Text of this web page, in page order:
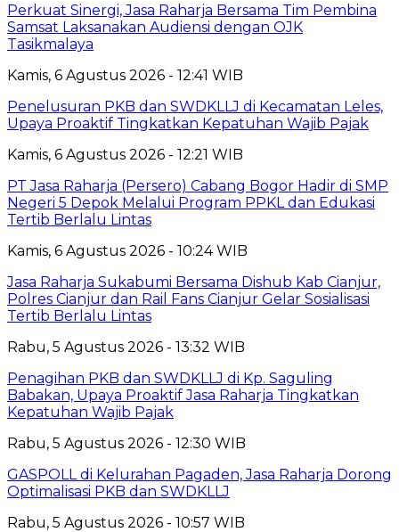
Perkuat Sinergi, Jasa Raharja Bersama Tim Pembina
Samsat Laksanakan Audiensi dengan OJK
Tasikmalaya
Kamis, 6 Agustus 2026 - 12:41 WIB
Penelusuran PKB dan SWDKLLJ di Kecamatan Leles,
Upaya Proaktif Tingkatkan Kepatuhan Wajib Pajak
Kamis, 6 Agustus 2026 - 12:21 WIB
PT Jasa Raharja (Persero) Cabang Bogor Hadir di SMP
Negeri 5 Depok Melalui Program PPKL dan Edukasi
Tertib Berlalu Lintas
Kamis, 6 Agustus 2026 - 10:24 WIB
Jasa Raharja Sukabumi Bersama Dishub Kab Cianjur,
Polres Cianjur dan Rail Fans Cianjur Gelar Sosialisasi
Tertib Berlalu Lintas
Rabu, 5 Agustus 2026 - 13:32 WIB
Penagihan PKB dan SWDKLLJ di Kp. Saguling
Babakan, Upaya Proaktif Jasa Raharja Tingkatkan
Kepatuhan Wajib Pajak
Rabu, 5 Agustus 2026 - 12:30 WIB
GASPOLL di Kelurahan Pagaden, Jasa Raharja Dorong
Optimalisasi PKB dan SWDKLLJ
Rabu, 5 Agustus 2026 - 10:57 WIB